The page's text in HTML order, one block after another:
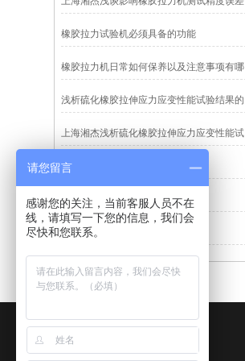
橡胶拉力试验机必须具备的功能
橡胶拉力机日常如何保养以及注意事项有哪
浅析硫化橡胶拉伸应力应变性能试验结果的
上海湘杰浅析硫化橡胶拉伸应力应变性能试
湘杰仪器提供橡胶拉力试验机简介
橡胶拉力试验机检查的注意事项
橡胶拉力机
请您留言
感谢您的关注，当前客服人员不在
线，请填写一下您的信息，我们会
尽快和您联系。